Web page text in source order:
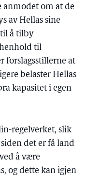
anmodet om at de
av Hellas sine
å tilby
til
forslagsstillerne at
belaster Hellas
kapasitet i egen
regelverket, slik
det er få land
å være
og dette kan igjen